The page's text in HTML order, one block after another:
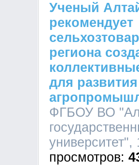
Ученый
рекомендует
региона
для развития
ФГБОУ ВО